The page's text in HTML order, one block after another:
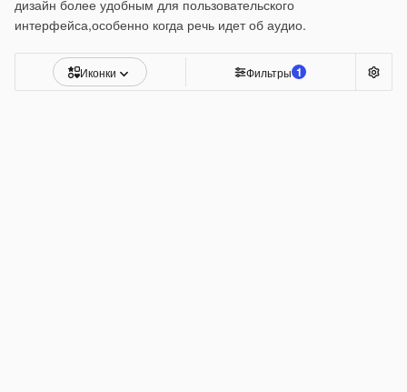
дизайн более удобным для пользовательского
интерфейса,особенно когда речь идет об аудио.
Иконки Фильтры 1